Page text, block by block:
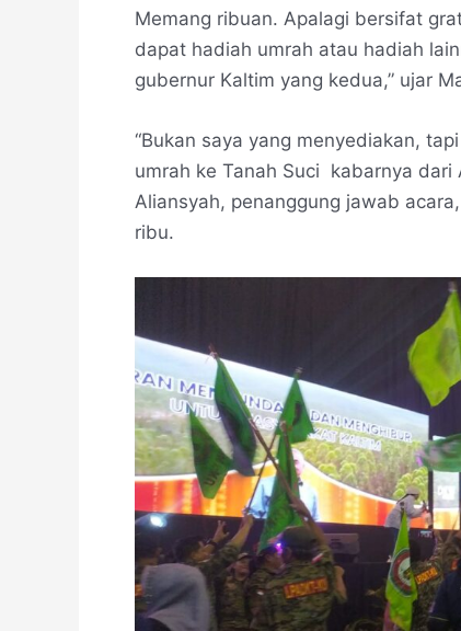
Memang ribuan. Apalagi bersifat
dapat hadiah umrah atau hadiah
gubernur Kaltim yang kedua,” ujar
“Bukan saya yang menyediakan,
umrah ke Tanah Suci kabarnya dari
Aliansyah, penanggung jawab
ribu.